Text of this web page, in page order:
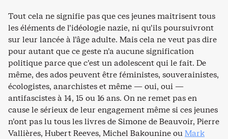
Tout cela ne signifie pas que ces jeunes maitrisent tous
les éléments de l’idéologie nazie, ni qu’ils poursuivront
sur leur lancée à l’âge adulte. Mais cela ne veut pas dire
pour autant que ce geste n’a aucune signification
politique parce que c’est un adolescent qui le fait. De
même, des ados peuvent être féministes, souverainistes,
écologistes, anarchistes et même — oui, oui —
antifascistes à 14, 15 ou 16 ans. On ne remet pas en
cause le sérieux de leur engagement même si ces jeunes
n’ont pas lu tous les livres de Simone de Beauvoir, Pierre
Vallières, Hubert Reeves, Michel Bakounine ouMark